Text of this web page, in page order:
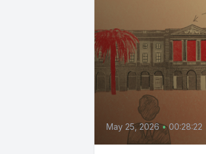
May 25, 2026 • 00:28:22